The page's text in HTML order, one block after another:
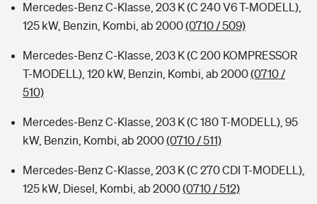
Mercedes-Benz C-Klasse, 203 K (C 240 V6 T-MODELL),
125 kW, Benzin, Kombi, ab 2000(0710 / 509)
Mercedes-Benz C-Klasse, 203 K (C 200 KOMPRESSOR
T-MODELL), 120 kW, Benzin, Kombi, ab 2000(0710 /
510)
Mercedes-Benz C-Klasse, 203 K (C 180 T-MODELL), 95
kW, Benzin, Kombi, ab 2000(0710 / 511)
Mercedes-Benz C-Klasse, 203 K (C 270 CDI T-MODELL),
125 kW, Diesel, Kombi, ab 2000(0710 / 512)